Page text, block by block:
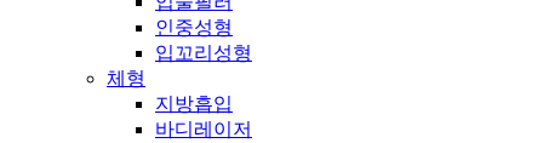
인중성형
입꼬리성형
체형
지방흡입
바디레이저